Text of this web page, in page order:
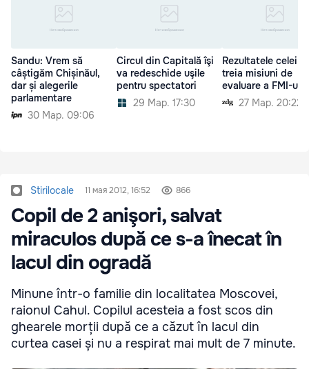
Sandu: Vrem să
câștigăm Chișinăul,
dar și alegerile
parlamentare
30 Мар. 09:06
Circul din Capitală îşi
va redeschide uşile
pentru spectatori
29 Мар. 17:30
Rezultatele celei
treia misiuni de
evaluare a FMI-ului
27 Мар. 20:22
Stirilocale 11 мая 2012, 16:52 866
Copil de 2 anişori, salvat
miraculos după ce s-a înecat în
lacul din ogradă
Minune într-o familie din localitatea Moscovei,
raionul Cahul. Copilul acesteia a fost scos din
ghearele morții după ce a căzut în lacul din
curtea casei și nu a respirat mai mult de 7 minute.